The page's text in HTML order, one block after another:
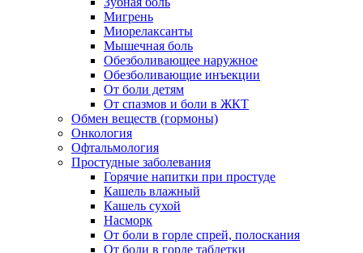
Мигрень
Миорелаксанты
Мышечная боль
Обезболивающее наружное
Обезболивающие инъекции
От боли детям
От спазмов и боли в ЖКТ
Обмен веществ (гормоны)
Онкология
Офтальмология
Простудные заболевания
Горячие напитки при простуде
Кашель влажный
Кашель сухой
Насморк
От боли в горле спрей, полоскания
От боли в горле таблетки